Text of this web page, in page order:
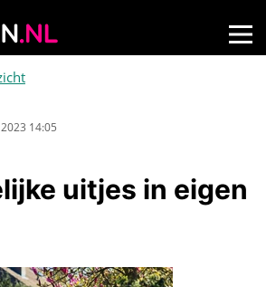
14:05
uitjes in eigen